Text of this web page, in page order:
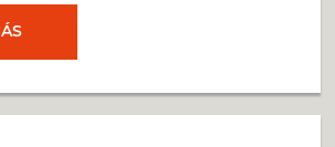
ENCUENTROS